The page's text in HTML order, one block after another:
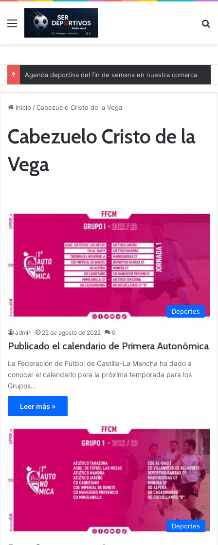
Menú
Agenda deportiva del fin de semana en nuestra comarca
Inicio /Cabezuelo Cristo de la Vega
Cabezuelo Cristo de la
Vega
Deportes
admin 22 de agosto de 2022 0
Publicado el calendario de Primera Autonómica
La Federación de Fútbol de Castilla-La Mancha ha dado a
conocer el calendario para la próxima temporada para los
Grupos…
Leer más »
Deportes